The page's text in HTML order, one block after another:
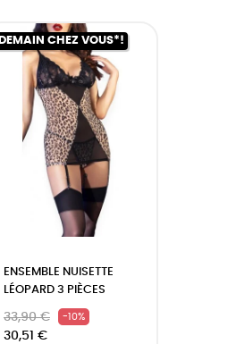
DEMAIN CHEZ VOUS*!
ENSEMBLE NUISETTE
LÉOPARD 3 PIÈCES
33,90 € -10%
30,51 €